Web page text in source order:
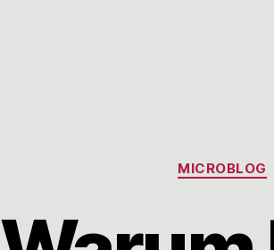
MICROBLOG